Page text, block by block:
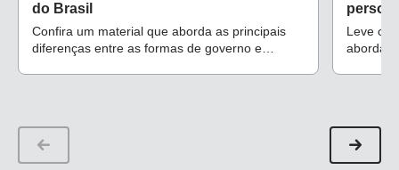
do Brasil
Confira um material que aborda as principais
diferenças entre as formas de governo e
Leve o